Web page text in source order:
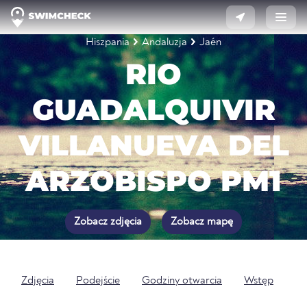
Hiszpania Andaluzja Jaén
RIO
GUADALQUIVIR
VILLANUEVA DEL
ARZOBISPO PM1
Zobacz zdjęcia Zobacz mapę
Zdjęcia Podejście Godziny otwarcia Wstęp